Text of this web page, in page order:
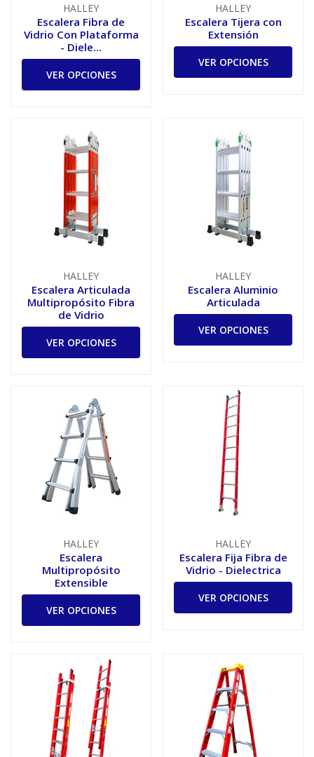
HALLEY
Escalera Fibra de
Vidrio Con Plataforma
- Diele...
VER OPCIONES
HALLEY
Escalera Tijera con
Extensión
VER OPCIONES
HALLEY
Escalera Articulada
Multipropósito Fibra
de Vidrio
VER OPCIONES
HALLEY
Escalera Aluminio
Articulada
VER OPCIONES
HALLEY
Escalera
Multipropósito
Extensible
VER OPCIONES
HALLEY
Escalera Fija Fibra de
Vidrio - Dielectrica
VER OPCIONES